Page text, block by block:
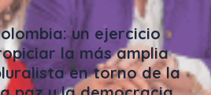
un ejercicio
la más amplia
en torno de la